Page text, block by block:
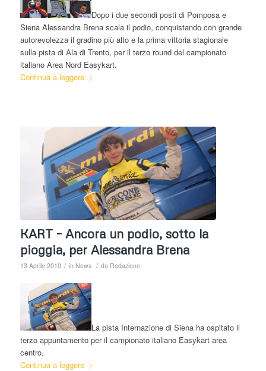
Dopo i due secondi posti di Pomposa e
Siena Alessandra Brena scala il podio, conquistando con grande
autorevolezza il gradino più alto e la prima vittoria stagionale
sulla pista di Ala di Trento, per il terzo round del campionato
italiano Area Nord Easykart.
Continua a leggere
KART – Ancora un podio, sotto la
pioggia, per Alessandra Brena
13 Aprile 2010 / in News / da Redazione
La pista Internazione di Siena ha ospitato il
terzo appuntamento per il campionato italiano Easykart area
centro.
Continua a leggere